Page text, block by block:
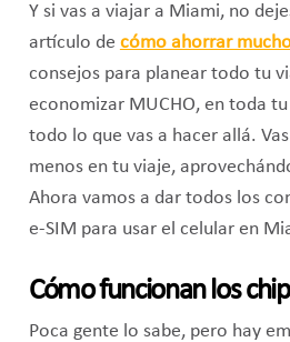
Y si vas a viajar a Miami, no
artículo de cómo ahorrar
consejos para planear todo tu
economizar MUCHO, en toda
todo lo que vas a hacer allá.
menos en tu viaje,
Ahora vamos a dar todos los
e-SIM para usar el celular en
Cómo funcionan los
Poca gente lo sabe, pero hay